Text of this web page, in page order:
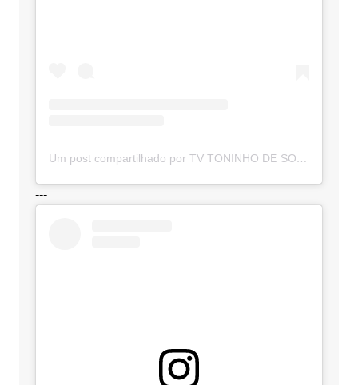
Um post compartilhado por TV TONINHO DE SOUZA (@toninhodesouzamt)
---